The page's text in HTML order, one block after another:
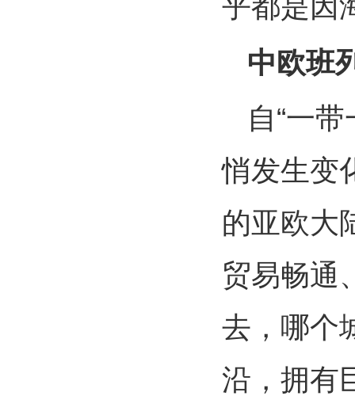
乎都是因
中欧班
自“一
悄发生变
的亚欧大
贸易畅通
去，哪个
沿，拥有